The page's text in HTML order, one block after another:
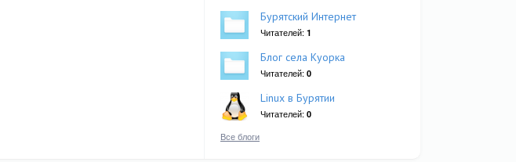
Бурятский Интернет
Читателей: 1
Блог села Куорка
Читателей: 0
Linux в Бурятии
Читателей: 0
Все блоги